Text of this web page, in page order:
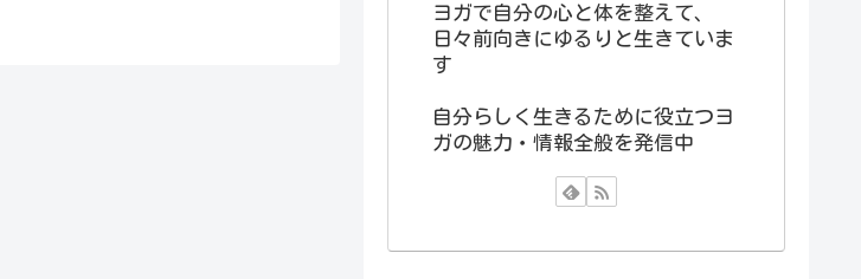
ヨガで自分の心と体を整えて、
日々前向きにゆるりと生きていま
す
自分らしく生きるために役立つヨ
ガの魅力・情報全般を発信中